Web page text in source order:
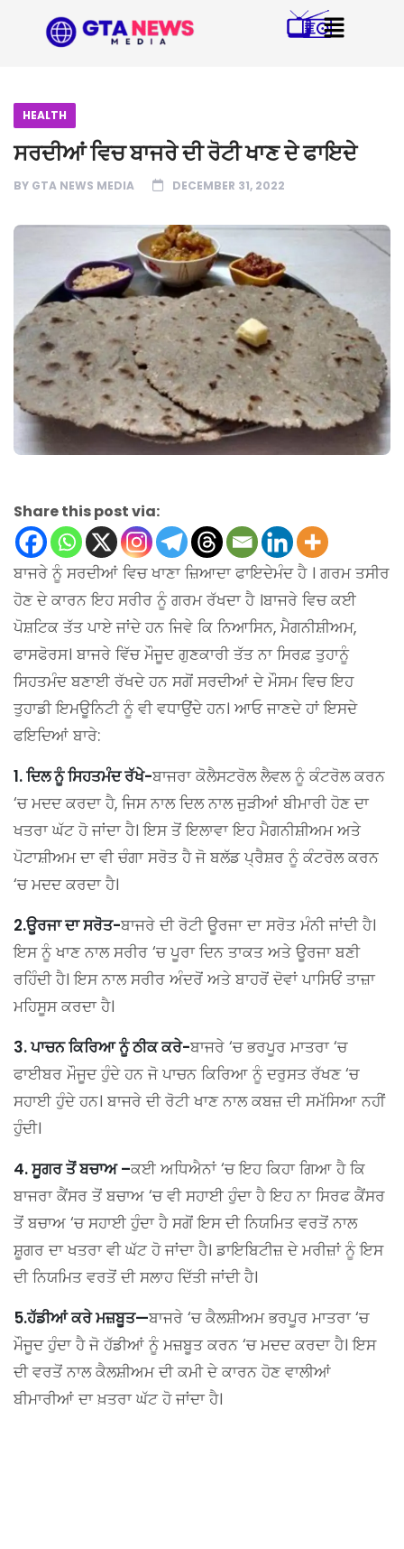
HEALTH
ਸਰਦੀਆਂ ਵਿਚ ਬਾਜਰੇ ਦੀ ਰੋਟੀ ਖਾਣ ਦੇ ਫਾਇਦੇ
BY GTA NEWS MEDIA DECEMBER 31, 2022
Share this post via:
ਬਾਜਰੇ ਨੂੰ ਸਰਦੀਆਂ ਵਿਚ ਖਾਣਾ ਜ਼ਿਆਦਾ ਫਾਇਦੇਮੰਦ ਹੈ । ਗਰਮ ਤਸੀਰ
ਹੋਣ ਦੇ ਕਾਰਨ ਇਹ ਸਰੀਰ ਨੂੰ ਗਰਮ ਰੱਖਦਾ ਹੈ ।ਬਾਜਰੇ ਵਿਚ ਕਈ
ਪੋਸ਼ਟਿਕ ਤੱਤ ਪਾਏ ਜਾਂਦੇ ਹਨ ਜਿਵੇ ਕਿ ਨਿਆਸਿਨ, ਮੈਗਨੀਸ਼ੀਅਮ,
ਫਾਸਫੋਰਸ। ਬਾਜਰੇ ਵਿੱਚ ਮੌਜੂਦ ਗੁਣਕਾਰੀ ਤੱਤ ਨਾ ਸਿਰਫ਼ ਤੁਹਾਨੂੰ
ਸਿਹਤਮੰਦ ਬਣਾਈ ਰੱਖਦੇ ਹਨ ਸਗੋਂ ਸਰਦੀਆਂ ਦੇ ਮੌਸਮ ਵਿਚ ਇਹ
ਤੁਹਾਡੀ ਇਮਊਨਿਟੀ ਨੂੰ ਵੀ ਵਧਾਉਂਦੇ ਹਨ। ਆਓ ਜਾਣਦੇ ਹਾਂ ਇਸਦੇ
ਫਇਦਿਆਂ ਬਾਰੇ:
1. ਦਿਲ ਨੂੰ ਸਿਹਤਮੰਦ ਰੱਖੇ-ਬਾਜਰਾ ਕੋਲੈਸਟਰੋਲ ਲੈਵਲ ਨੂੰ ਕੰਟਰੋਲ ਕਰਨ
‘ਚ ਮਦਦ ਕਰਦਾ ਹੈ, ਜਿਸ ਨਾਲ ਦਿਲ ਨਾਲ ਜੁੜੀਆਂ ਬੀਮਾਰੀ ਹੋਣ ਦਾ
ਖਤਰਾ ਘੱਟ ਹੋ ਜਾਂਦਾ ਹੈ। ਇਸ ਤੋਂ ਇਲਾਵਾ ਇਹ ਮੈਗਨੀਸ਼ੀਅਮ ਅਤੇ
ਪੋਟਾਸ਼ੀਅਮ ਦਾ ਵੀ ਚੰਗਾ ਸਰੋਤ ਹੈ ਜੋ ਬਲੱਡ ਪ੍ਰੈਸ਼ਰ ਨੂੰ ਕੰਟਰੋਲ ਕਰਨ
‘ਚ ਮਦਦ ਕਰਦਾ ਹੈ।
2.ਊਰਜਾ ਦਾ ਸਰੋਤ-ਬਾਜਰੇ ਦੀ ਰੋਟੀ ਊਰਜਾ ਦਾ ਸਰੋਤ ਮੰਨੀ ਜਾਂਦੀ ਹੈ।
ਇਸ ਨੂੰ ਖਾਣ ਨਾਲ ਸਰੀਰ ‘ਚ ਪੂਰਾ ਦਿਨ ਤਾਕਤ ਅਤੇ ਊਰਜਾ ਬਣੀ
ਰਹਿੰਦੀ ਹੈ। ਇਸ ਨਾਲ ਸਰੀਰ ਅੰਦਰੋਂ ਅਤੇ ਬਾਹਰੋਂ ਦੋਵਾਂ ਪਾਸਿਓਂ ਤਾਜ਼ਾ
ਮਹਿਸੂਸ ਕਰਦਾ ਹੈ।
3. ਪਾਚਨ ਕਿਰਿਆ ਨੂੰ ਠੀਕ ਕਰੇ-ਬਾਜਰੇ ‘ਚ ਭਰਪੂਰ ਮਾਤਰਾ ‘ਚ
ਫਾਈਬਰ ਮੌਜੂਦ ਹੁੰਦੇ ਹਨ ਜੋ ਪਾਚਨ ਕਿਰਿਆ ਨੂੰ ਦਰੁਸਤ ਰੱਖਣ ‘ਚ
ਸਹਾਈ ਹੁੰਦੇ ਹਨ। ਬਾਜਰੇ ਦੀ ਰੋਟੀ ਖਾਣ ਨਾਲ ਕਬਜ਼ ਦੀ ਸਮੱਸਿਆ ਨਹੀਂ
ਹੁੰਦੀ।
4. ਸੂਗਰ ਤੋਂ ਬਚਾਅ –ਕਈ ਅਧਿਐਨਾਂ ‘ਚ ਇਹ ਕਿਹਾ ਗਿਆ ਹੈ ਕਿ
ਬਾਜਰਾ ਕੈਂਸਰ ਤੋਂ ਬਚਾਅ ‘ਚ ਵੀ ਸਹਾਈ ਹੁੰਦਾ ਹੈ ਇਹ ਨਾ ਸਿਰਫ ਕੈਂਸਰ
ਤੋਂ ਬਚਾਅ ‘ਚ ਸਹਾਈ ਹੁੰਦਾ ਹੈ ਸਗੋਂ ਇਸ ਦੀ ਨਿਯਮਿਤ ਵਰਤੋਂ ਨਾਲ
ਸ਼ੂਗਰ ਦਾ ਖਤਰਾ ਵੀ ਘੱਟ ਹੋ ਜਾਂਦਾ ਹੈ। ਡਾਇਬਿਟੀਜ਼ ਦੇ ਮਰੀਜ਼ਾਂ ਨੂੰ ਇਸ
ਦੀ ਨਿਯਮਿਤ ਵਰਤੋਂ ਦੀ ਸਲਾਹ ਦਿੱਤੀ ਜਾਂਦੀ ਹੈ।
5.ਹੱਡੀਆਂ ਕਰੇ ਮਜ਼ਬੂਤ—ਬਾਜਰੇ ‘ਚ ਕੈਲਸ਼ੀਅਮ ਭਰਪੂਰ ਮਾਤਰਾ ‘ਚ
ਮੌਜੂਦ ਹੁੰਦਾ ਹੈ ਜੋ ਹੱਡੀਆਂ ਨੂੰ ਮਜ਼ਬੂਤ ਕਰਨ ‘ਚ ਮਦਦ ਕਰਦਾ ਹੈ। ਇਸ
ਦੀ ਵਰਤੋਂ ਨਾਲ ਕੈਲਸ਼ੀਅਮ ਦੀ ਕਮੀ ਦੇ ਕਾਰਨ ਹੋਣ ਵਾਲੀਆਂ
ਬੀਮਾਰੀਆਂ ਦਾ ਖ਼ਤਰਾ ਘੱਟ ਹੋ ਜਾਂਦਾ ਹੈ।